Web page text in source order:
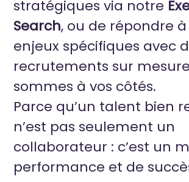
stratégiques via notre
Search, ou de répondre
enjeux spécifiques avec
recrutements sur
sommes à vos côtés.
Parce qu’un talent bien
n’est pas seulement un
collaborateur : c’est un
performance et de